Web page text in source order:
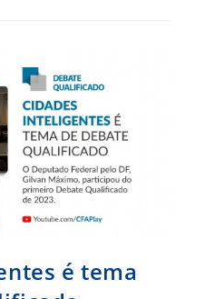
é tema